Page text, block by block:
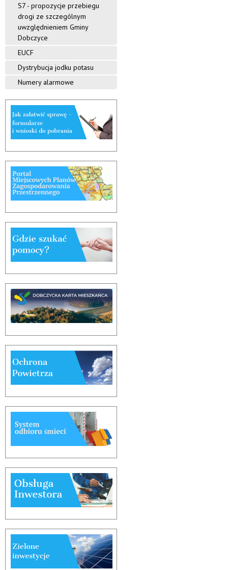
S7 - propozycje przebiegu
drogi ze szczególnym
uwzględnieniem Gminy
Dobczyce
EUCF
Dystrybucja jodku potasu
Numery alarmowe